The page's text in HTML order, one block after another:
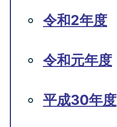
令和2年度
令和元年度
平成30年度